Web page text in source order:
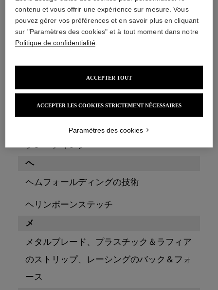
ブランケットステッチ
ブリヨンノット
ブローニュステッチ
プレーティング
ヘ
ヘムフォールディングの技術
ヘリンボーンステッチ
メ
メタルブレード、プラスチック＆ラフィア
のストリップ、レーシングのバック＆フォ
ース
contenu et vous offrir une expérience sur mesure. Vous
pouvez gérer vos préférences et en savoir plus en cliquant
sur "Paramètres des cookies" et à tout moment dans notre
Politique de confidentialité
ACCEPTER LES COOKIES STRICTEMENT NÉCESSAIRES
ACCEPTER TOUT
Paramètres des cookies